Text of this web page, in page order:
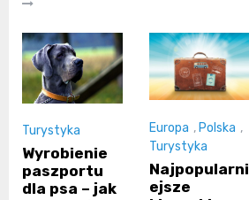
Turystyka
Wyrobienie
paszportu
dla psa – jak
Europa , Polska ,
Turystyka
Najpopularni
ejsze